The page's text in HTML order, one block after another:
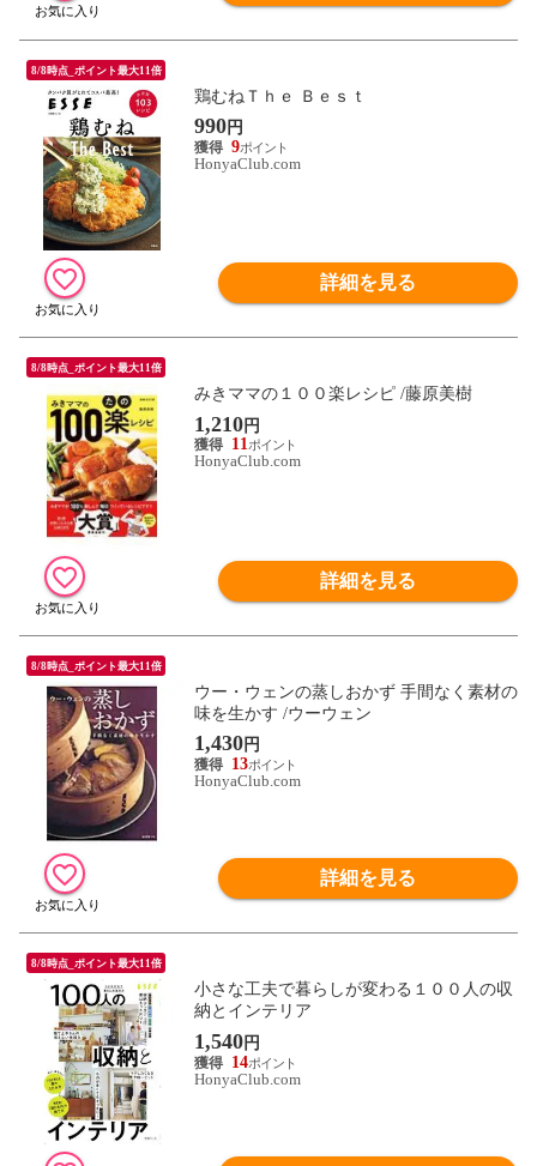
8/8時点_ポイント最大11倍
鶏むねＴｈｅ Ｂｅｓｔ
990円
9
HonyaClub.com
詳細を見る
8/8時点_ポイント最大11倍
みきママの１００楽レシピ /藤原美樹
1,210円
11
HonyaClub.com
詳細を見る
8/8時点_ポイント最大11倍
ウー・ウェンの蒸しおかず 手間なく素材の
味を生かす /ウーウェン
1,430円
13
HonyaClub.com
詳細を見る
8/8時点_ポイント最大11倍
小さな工夫で暮らしが変わる１００人の収
納とインテリア
1,540円
14
HonyaClub.com